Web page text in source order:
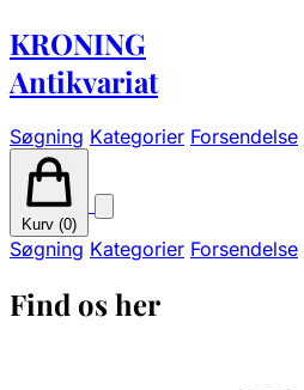
KRONING
Antikvariat
Søgning Kategorier Forsendelse
Kurv (0)
Søgning Kategorier Forsendelse
Find os her